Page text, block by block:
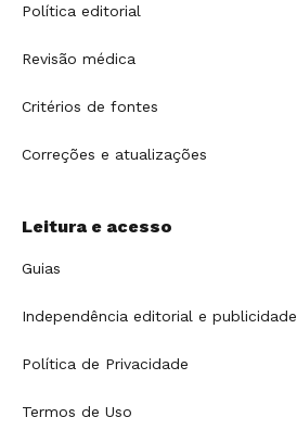
Política editorial
Revisão médica
Critérios de fontes
Correções e atualizações
Leitura e acesso
Guias
Independência editorial e publicidade
Política de Privacidade
Termos de Uso